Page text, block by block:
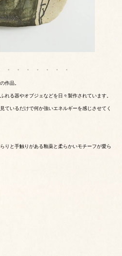
作品。
れる器やオブジェなどを日々製作されています。
ているだけで何か強いエネルギーを感じさせてく
りと手触りがある釉薬と柔らかいモチーフが愛ら